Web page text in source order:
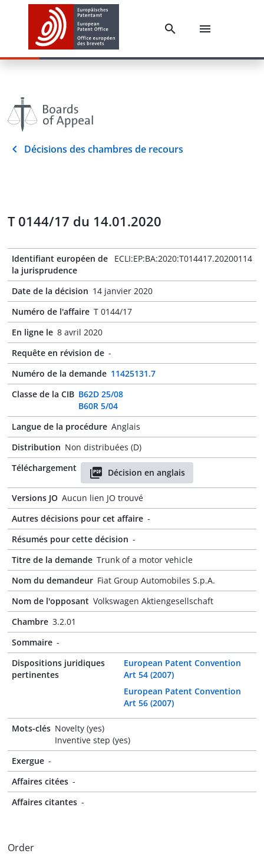
Décisions des chambres de recours
T 0144/17 du 14.01.2020
Identifiant européen de
la jurisprudence
ECLI:EP:BA:2020:T014417.20200114
Date de la décision 14 janvier 2020
Numéro de l'affaire T 0144/17
En ligne le 8 avril 2020
Requête en révision de -
Numéro de la demande 11425131.7
Classe de la CIB B62D 25/08
B60R 5/04
Langue de la procédure Anglais
Distribution Non distribuées (D)
Téléchargement
Décision en anglais
Versions JO Aucun lien JO trouvé
Autres décisions pour cet affaire -
Résumés pour cette décision -
Titre de la demande Trunk of a motor vehicle
Nom du demandeur Fiat Group Automobiles S.p.A.
Nom de l'opposant Volkswagen Aktiengesellschaft
Chambre 3.2.01
Sommaire -
Dispositions juridiques
pertinentes
European Patent Convention
Art 54 (2007)
European Patent Convention
Art 56 (2007)
Mots-clés Novelty (yes)
Inventive step (yes)
Exergue -
Affaires citées -
Affaires citantes -
Order